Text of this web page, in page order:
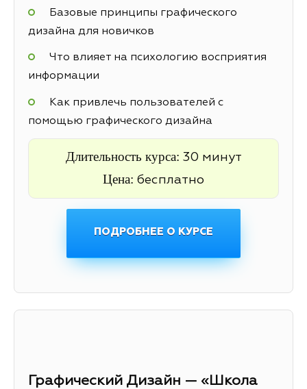
Базовые принципы графического
дизайна для новичков
Что влияет на психологию восприятия
информации
Как привлечь пользователей с
помощью графического дизайна
Длительность курса: 30 минут
Цена: бесплатно
ПОДРОБНЕЕ О КУРСЕ
Графический Дизайн — «Школа